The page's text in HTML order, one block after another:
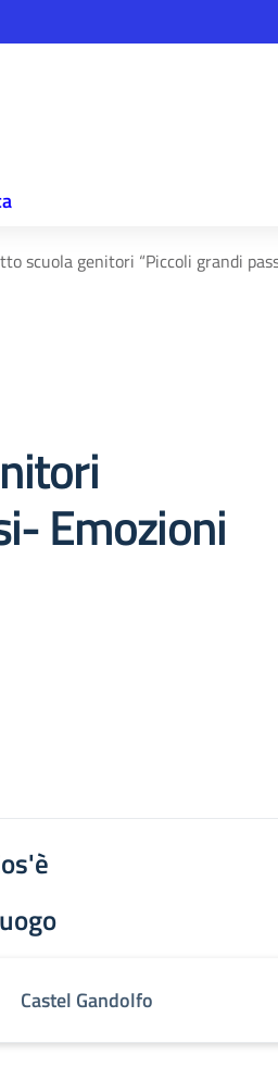
scuola genitori “Piccoli grandi
Emozioni
Castel Gandolfo